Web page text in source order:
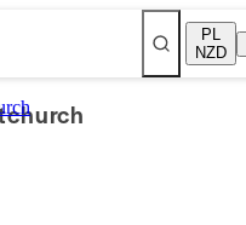
PL
NZD